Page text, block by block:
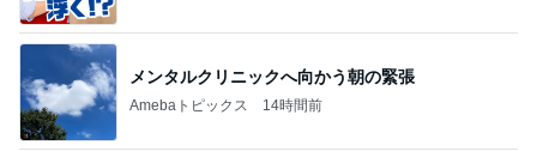
メンタルクリニックへ向かう朝の緊張
Amebaトピックス 14時間前